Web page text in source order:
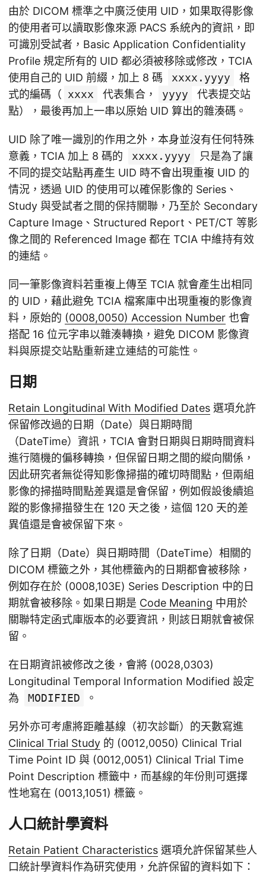
由於 DICOM 標準之中廣泛使用 UID，如果取得影像
的使用者可以讀取影像來源 PACS 系統內的資訊，即
可識別受試者，Basic Application Confidentiality
Profile 規定所有的 UID 都必須被移除或修改，TCIA
使用自己的 UID 前綴，加上 8 碼
xxxx.yyyy
格
式的編碼（ xxxx 代表集合， yyyy
代表提交站
點），最後再加上一串以原始 UID 算出的雜湊碼。
UID 除了唯一識別的作用之外，本身並沒有任何特殊
意義，TCIA 加上 8 碼的
xxxx.yyyy
只是為了讓
不同的提交站點再產生 UID 時不會出現重複 UID 的
情況，透過 UID 的使用可以確保影像的 Series、
Study 與受試者之間的保持關聯，乃至於 Secondary
Capture Image、Structured Report、PET/CT 等影
像之間的 Referenced Image 都在 TCIA 中維持有效
的連結。
同一筆影像資料若重複上傳至 TCIA 就會產生出相同
的 UID，藉此避免 TCIA 檔案庫中出現重複的影像資
料，原始的 (0008,0050) Accession Number 也會
搭配 16 位元字串以雜湊轉換，避免 DICOM 影像資
料與原提交站點重新建立連結的可能性。
日期
Retain Longitudinal With Modified Dates 選項允許
保留修改過的日期（Date）與日期時間
（DateTime）資訊，TCIA 會對日期與日期時間資料
進行隨機的偏移轉換，但保留日期之間的縱向關係，
因此研究者無從得知影像掃描的確切時間點，但兩組
影像的掃描時間點差異還是會保留，例如假設後續追
蹤的影像掃描發生在 120 天之後，這個 120 天的差
異值還是會被保留下來。
除了日期（Date）與日期時間（DateTime）相關的
DICOM 標籤之外，其他標籤內的日期都會被移除，
例如存在於 (0008,103E) Series Description 中的日
期就會被移除。如果日期是 Code Meaning 中用於
關聯特定函式庫版本的必要資訊，則該日期就會被保
留。
在日期資訊被修改之後，會將 (0028,0303)
Longitudinal Temporal Information Modified 設定
為
MODIFIED 。
另外亦可考慮將距離基線（初次診斷）的天數寫進
Clinical Trial Study 的 (0012,0050) Clinical Trial
Time Point ID 與 (0012,0051) Clinical Trial Time
Point Description 標籤中，而基線的年份則可選擇
性地寫在 (0013,1051) 標籤。
人口統計學資料
Retain Patient Characteristics 選項允許保留某些人
口統計學資料作為研究使用，允許保留的資料如下：